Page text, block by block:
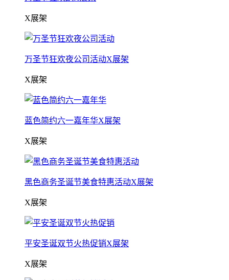
X展架
万圣节狂欢夜公司活动X展架
X展架
蓝色简约六一嘉年华X展架
X展架
黑色商务圣诞节美食特惠活动X展架
X展架
平安圣诞双节火热促销X展架
X展架